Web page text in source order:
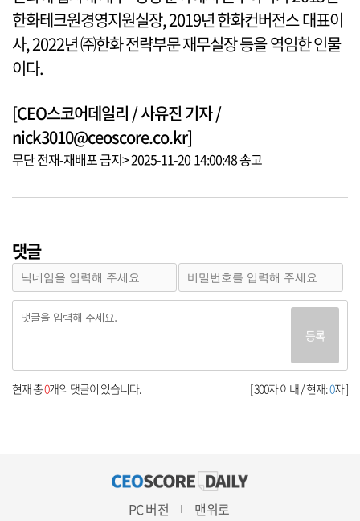
한화테크원경영지원실장, 2019년 한화컨버전스 대표이
사, 2022년 ㈜한화 전략부문 재무실장 등을 역임한 인물
이다.
[CEO스코어데일리 / 사유진 기자 /
nick3010@ceoscore.co.kr]
무단 전재-재배포 금지> 2025-11-20 14:00:48 송고
댓글
등록
[ 300자 이내 / 현재:0자 ]
현재 총0개의 댓글이 있습니다.
PC 버전 맨위로